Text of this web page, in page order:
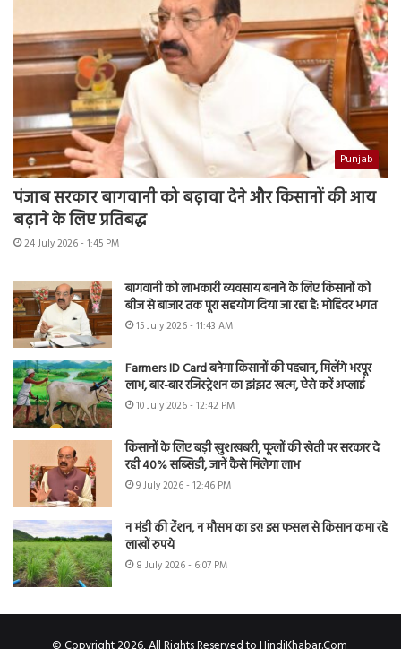
Punjab
पंजाब सरकार बागवानी को बढ़ावा देने और किसानों की आय
बढ़ाने के लिए प्रतिबद्ध
24 July 2026 - 1:45 PM
बागवानी को लाभकारी व्यवसाय बनाने के लिए किसानों को
बीज से बाजार तक पूरा सहयोग दिया जा रहा है: मोहिंदर भगत
15 July 2026 - 11:43 AM
Farmers ID Card बनेगा किसानों की पहचान, मिलेंगे भरपूर
लाभ, बार-बार रजिस्ट्रेशन का झंझट खत्म, ऐसे करें अप्लाई
10 July 2026 - 12:42 PM
किसानों के लिए बड़ी खुशखबरी, फूलों की खेती पर सरकार दे
रही 40% सब्सिडी, जानें कैसे मिलेगा लाभ
9 July 2026 - 12:46 PM
न मंडी की टेंशन, न मौसम का डर! इस फसल से किसान कमा रहे
लाखों रुपये
8 July 2026 - 6:07 PM